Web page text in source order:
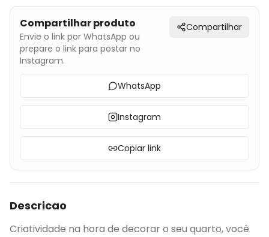
Compartilhar produto
Envie o link por WhatsApp ou
prepare o link para postar no
Instagram.
Compartilhar
WhatsApp
Instagram
Copiar link
Descricao
Criatividade na hora de decorar o seu quarto, você